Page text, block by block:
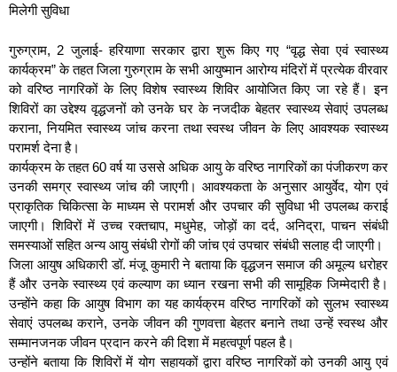
मिलेगी सुविधा
गुरुग्राम, 2 जुलाई- हरियाणा सरकार द्वारा शुरू किए गए “वृद्ध सेवा एवं स्वास्थ्य
कार्यक्रम” के तहत जिला गुरुग्राम के सभी आयुष्मान आरोग्य मंदिरों में प्रत्येक वीरवार
को वरिष्ठ नागरिकों के लिए विशेष स्वास्थ्य शिविर आयोजित किए जा रहे हैं। इन
शिविरों का उद्देश्य वृद्धजनों को उनके घर के नजदीक बेहतर स्वास्थ्य सेवाएं उपलब्ध
कराना, नियमित स्वास्थ्य जांच करना तथा स्वस्थ जीवन के लिए आवश्यक स्वास्थ्य
परामर्श देना है।
कार्यक्रम के तहत 60 वर्ष या उससे अधिक आयु के वरिष्ठ नागरिकों का पंजीकरण कर
उनकी समग्र स्वास्थ्य जांच की जाएगी। आवश्यकता के अनुसार आयुर्वेद, योग एवं
प्राकृतिक चिकित्सा के माध्यम से परामर्श और उपचार की सुविधा भी उपलब्ध कराई
जाएगी। शिविरों में उच्च रक्तचाप, मधुमेह, जोड़ों का दर्द, अनिद्रा, पाचन संबंधी
समस्याओं सहित अन्य आयु संबंधी रोगों की जांच एवं उपचार संबंधी सलाह दी जाएगी।
जिला आयुष अधिकारी डॉ. मंजू कुमारी ने बताया कि वृद्धजन समाज की अमूल्य धरोहर
हैं और उनके स्वास्थ्य एवं कल्याण का ध्यान रखना सभी की सामूहिक जिम्मेदारी है।
उन्होंने कहा कि आयुष विभाग का यह कार्यक्रम वरिष्ठ नागरिकों को सुलभ स्वास्थ्य
सेवाएं उपलब्ध कराने, उनके जीवन की गुणवत्ता बेहतर बनाने तथा उन्हें स्वस्थ और
सम्मानजनक जीवन प्रदान करने की दिशा में महत्वपूर्ण पहल है।
उन्होंने बताया कि शिविरों में योग सहायकों द्वारा वरिष्ठ नागरिकों को उनकी आयु एवं